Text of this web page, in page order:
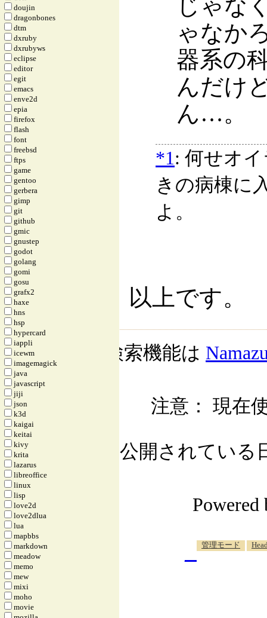
じゃな
ゃなか
器系の
んだけ
ん…。
*1: 何せオ
きの病棟に
よ。
以上です。
doujin
dragonbones
dtm
dxruby
dxrubyws
eclipse
editor
egit
emacs
enve2d
epia
firefox
flash
font
freebsd
ftps
game
gentoo
gerbera
gimp
git
github
gmic
gnustep
godot
golang
gomi
gosu
grafx2
haxe
hns
hsp
hypercard
iappli
icewm
imagemagick
java
javascript
jiji
json
k3d
kaigai
keitai
kivy
krita
lazarus
libreoffice
linux
lisp
love2d
love2dlua
lua
mapbbs
markdown
meadow
memo
mew
mixi
moho
movie
検索機能は
注意： 現在
公開されている
管理モード